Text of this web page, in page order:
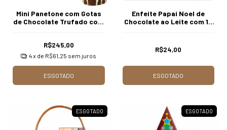
Mini Panetone com Gotas
de Chocolate Trufado com
Chocolates
R$245,00
4x de R$61,25 sem juros
ESGOTADO
Enfeite Papai Noel de
Chocolate ao Leite com 14
R$24,00
ESGOTADO
ESGOTADO ESGOTADO